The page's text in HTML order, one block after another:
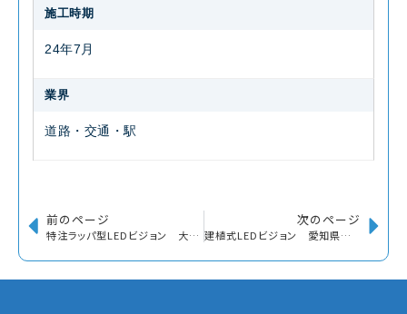
施工時期
24年7月
業界
道路・交通・駅
前のページ
特注ラッパ型LEDビジョン 大阪市中央区
次のページ
建植式LEDビジョン 愛知県安城市